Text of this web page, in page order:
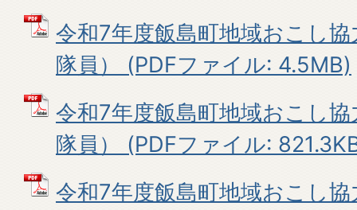
令和7年度飯島町地域おこし
隊員） (PDFファイル: 4.5MB)
令和7年度飯島町地域おこし
隊員） (PDFファイル:
令和7年度飯島町地域おこし